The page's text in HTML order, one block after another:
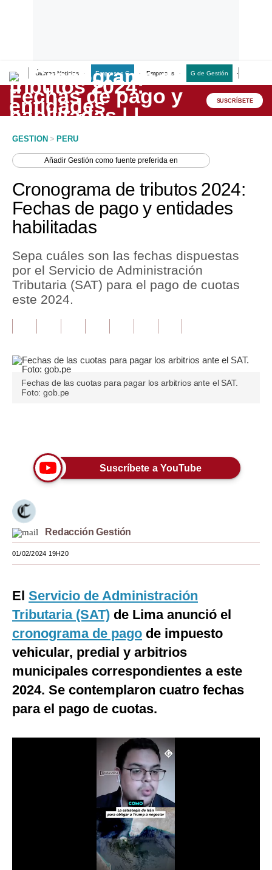
Últimas Noticias Empresas G Empresas G de Gestión
Lo último
Peru Quiosco
Economía
Mercados
Política
Tu Dinero
Finanzas Personales
Plus G
Opinión
Blogs
Lujo
Viajes
Mundo
EEUU
México
España
Internacional
SUSCRÍBETE
GESTION > PERU
AñadirGestión como fuente preferida en
Cronograma de tributos 2024:
Fechas de pago y entidades
habilitadas
Sepa cuáles son las fechas dispuestas
por el Servicio de Administración
Tributaria (SAT) para el pago de cuotas
este 2024.
Fechas de las cuotas para pagar los arbitrios ante el SAT.
Foto: gob.pe
Suscríbete a YouTube
Redacción Gestión
01/02/2024 19H20
El Servicio de Administración
Tributaria (SAT) de Lima anunció el
cronograma de pago de impuesto
vehicular, predial y arbitrios
municipales correspondientes a este
2024. Se contemplaron cuatro fechas
para el pago de cuotas.